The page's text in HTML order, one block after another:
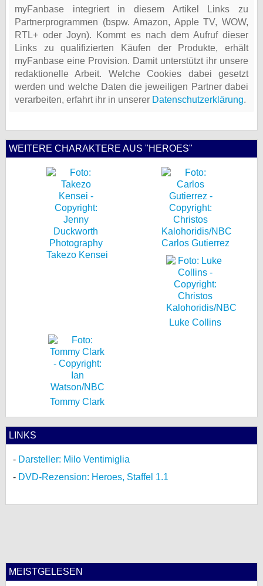
myFanbase integriert in diesem Artikel Links zu
Partnerprogrammen (bspw. Amazon, Apple TV, WOW,
RTL+ oder Joyn). Kommt es nach dem Aufruf dieser
Links zu qualifizierten Käufen der Produkte, erhält
myFanbase eine Provision. Damit unterstützt ihr unsere
redaktionelle Arbeit. Welche Cookies dabei gesetzt
werden und welche Daten die jeweiligen Partner dabei
verarbeiten, erfahrt ihr in unserer Datenschutzerklärung.
WEITERE CHARAKTERE AUS "HEROES"
Takezo Kensei
Carlos Gutierrez
Luke Collins
Tommy Clark
LINKS
Darsteller: Milo Ventimiglia
DVD-Rezension: Heroes, Staffel 1.1
MEISTGELESEN